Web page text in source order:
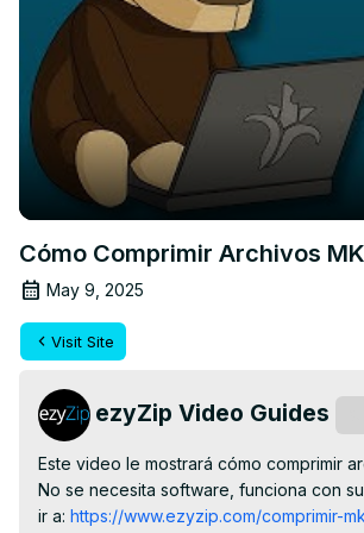
Cómo Comprimir Archivos
May 9, 2025
Visit Site
ezyZip Video Guides
Este video le mostrará cómo comprimir
No se necesita software, funciona con su
ir a: https://www.ezyzip.com/comprimir-